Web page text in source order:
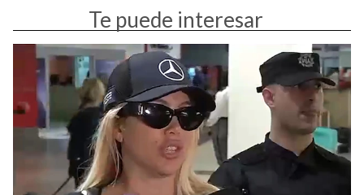
Te puede interesar